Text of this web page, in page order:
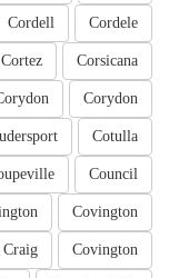
Cordele
Cordell
Corsicana
Cortez
Corydon
Cotulla
Council
Covington
Covington
Craig